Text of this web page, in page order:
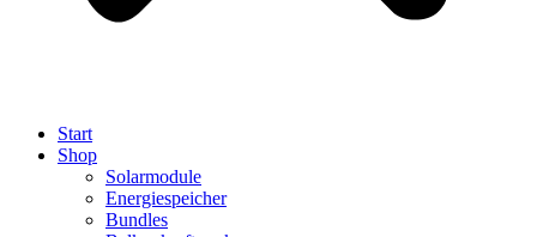
Start
Shop
Solarmodule
Energiespeicher
Bundles